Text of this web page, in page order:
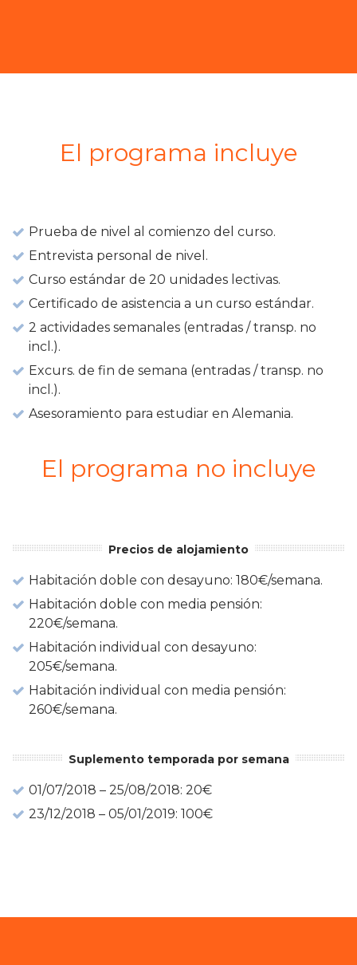
El programa incluye
Prueba de nivel al comienzo del curso.
Entrevista personal de nivel.
Curso estándar de 20 unidades lectivas.
Certificado de asistencia a un curso estándar.
2 actividades semanales (entradas / transp. no
incl.).
Excurs. de fin de semana (entradas / transp. no
incl.).
Asesoramiento para estudiar en Alemania.
El programa no incluye
Precios de alojamiento
Habitación doble con desayuno: 180€/semana.
Habitación doble con media pensión:
220€/semana.
Habitación individual con desayuno:
205€/semana.
Habitación individual con media pensión:
260€/semana.
Suplemento temporada por semana
01/07/2018 – 25/08/2018: 20€
23/12/2018 – 05/01/2019: 100€